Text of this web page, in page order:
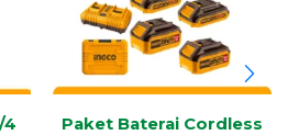
4
Paket Baterai Cordless